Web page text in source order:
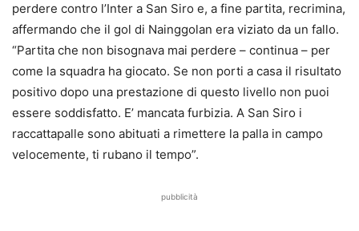
perdere contro l’Inter a San Siro e, a fine partita, recrimina,
affermando che il gol di Nainggolan era viziato da un fallo.
“Partita che non bisognava mai perdere – continua – per
come la squadra ha giocato. Se non porti a casa il risultato
positivo dopo una prestazione di questo livello non puoi
essere soddisfatto. E’ mancata furbizia. A San Siro i
raccattapalle sono abituati a rimettere la palla in campo
velocemente, ti rubano il tempo”.
pubblicità